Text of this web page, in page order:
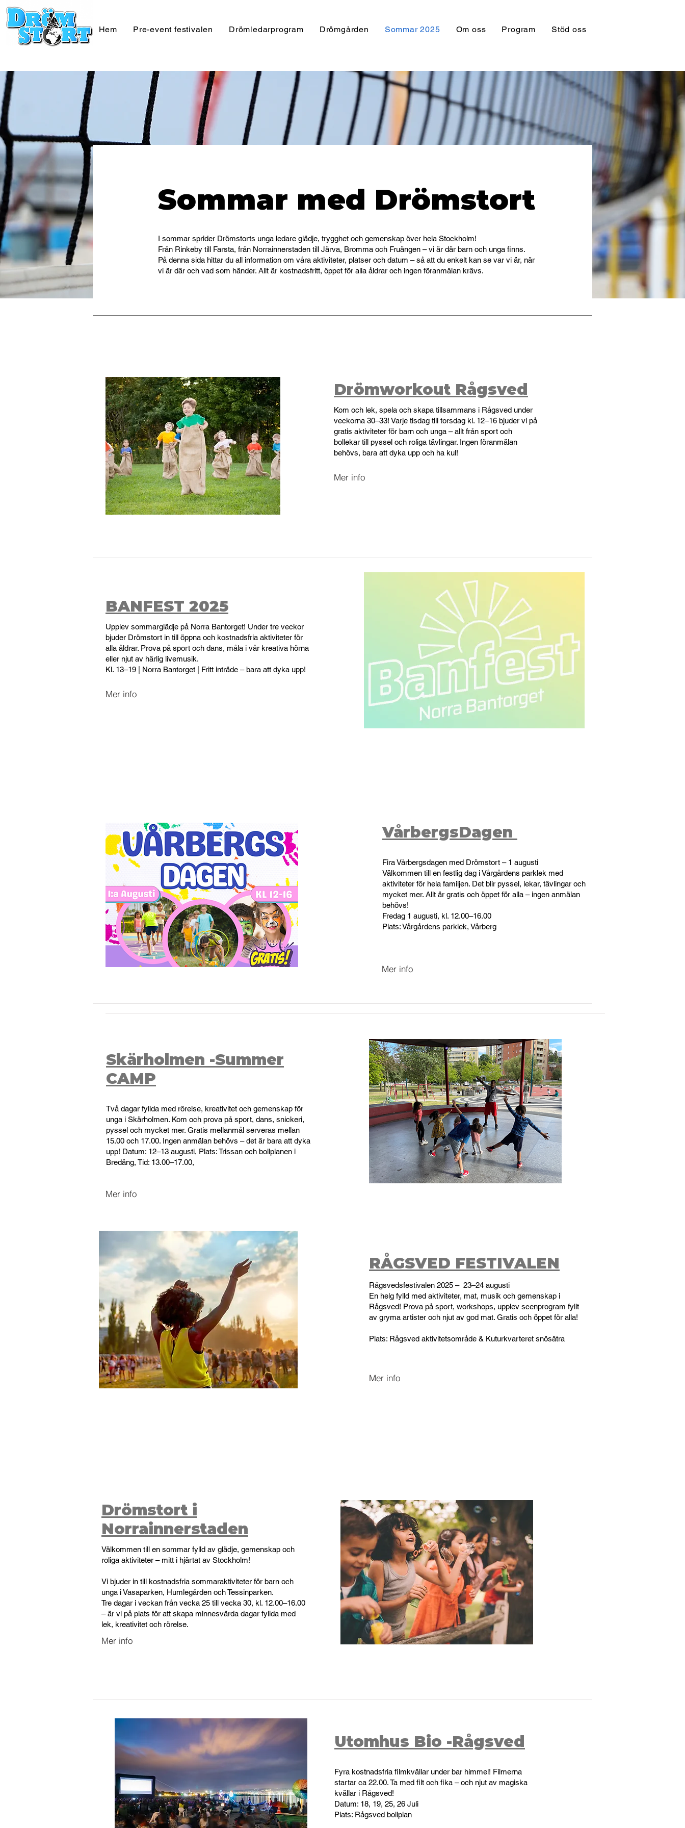
Hem Pre-event festivalen Drömledarprogram Drömgården Sommar 2025 Om oss Program Stöd oss
Sommar med Drömstort
I sommar sprider Drömstorts unga ledare glädje, trygghet och gemenskap över hela Stockholm!
Från Rinkeby till Farsta, från Norrainnerstaden till Järva, Bromma och Fruängen – vi är där barn och unga finns.
På denna sida hittar du all information om våra aktiviteter, platser och datum – så att du enkelt kan se var vi är, när
vi är där och vad som händer. Allt är kostnadsfritt, öppet för alla åldrar och ingen föranmälan krävs.
Drömworkout Rågsved
Kom och lek, spela och skapa tillsammans i Rågsved under
veckorna 30–33! Varje tisdag till torsdag kl. 12–16 bjuder vi på
gratis aktiviteter för barn och unga – allt från sport och
bollekar till pyssel och roliga tävlingar. Ingen föranmälan
behövs, bara att dyka upp och ha kul!
Mer info
BANFEST 2025
Upplev sommarglädje på Norra Bantorget! Under tre veckor
bjuder Drömstort in till öppna och kostnadsfria aktiviteter för
alla åldrar. Prova på sport och dans, måla i vår kreativa hörna
eller njut av härlig livemusik.
Kl. 13–19 | Norra Bantorget | Fritt inträde – bara att dyka upp!
Mer info
VårbergsDagen
Fira Vårbergsdagen med Drömstort – 1 augusti
Välkommen till en festlig dag i Vårgårdens parklek med
aktiviteter för hela familjen. Det blir pyssel, lekar, tävlingar och
mycket mer. Allt är gratis och öppet för alla – ingen anmälan
behövs!
Fredag 1 augusti, kl. 12.00–16.00
Plats: Vårgårdens parklek, Vårberg
Mer info
Skärholmen -Summer
CAMP
Två dagar fyllda med rörelse, kreativitet och gemenskap för
unga i Skärholmen. Kom och prova på sport, dans, snickeri,
pyssel och mycket mer. Gratis mellanmål serveras mellan
15.00 och 17.00. Ingen anmälan behövs – det är bara att dyka
upp! Datum: 12–13 augusti, Plats: Trissan och bollplanen i
Bredäng, Tid: 13.00–17.00,
Mer info
RÅGSVED FESTIVALEN
Rågsvedsfestivalen 2025 – 23–24 augusti
En helg fylld med aktiviteter, mat, musik och gemenskap i
Rågsved! Prova på sport, workshops, upplev scenprogram fyllt
av gryma artister och njut av god mat. Gratis och öppet för alla!
Plats: Rågsved aktivitetsområde & Kuturkvarteret snösätra
Mer info
Drömstort i
Norrainnerstaden
Välkommen till en sommar fylld av glädje, gemenskap och
roliga aktiviteter – mitt i hjärtat av Stockholm!
Vi bjuder in till kostnadsfria sommaraktiviteter för barn och
unga i Vasaparken, Humlegården och Tessinparken.
Tre dagar i veckan från vecka 25 till vecka 30, kl. 12.00–16.00
– är vi på plats för att skapa minnesvärda dagar fyllda med
lek, kreativitet och rörelse.
Mer info
Utomhus Bio -Rågsved
Fyra kostnadsfria filmkvällar under bar himmel! Filmerna
startar ca 22.00. Ta med filt och fika – och njut av magiska
kvällar i Rågsved!
Datum: 18, 19, 25, 26 Juli
Plats: Rågsved bollplan